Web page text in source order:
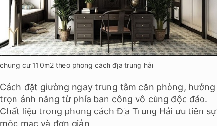
chung cư 110m2 theo phong cách địa trung hải
Cách đặt giường ngay trung tâm căn phòng, hưởng
trọn ánh nắng từ phía ban công vô cùng độc đáo.
Chất liệu trong phong cách Địa Trung Hải ưu tiên sự
mộc mạc và đơn giản.